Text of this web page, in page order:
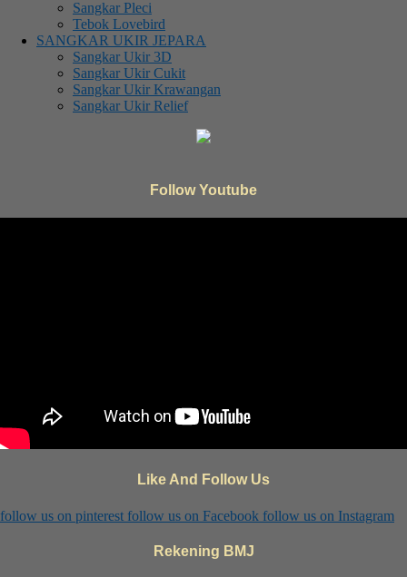
Sangkar Pleci
Tebok Lovebird
SANGKAR UKIR JEPARA
Sangkar Ukir 3D
Sangkar Ukir Cukit
Sangkar Ukir Krawangan
Sangkar Ukir Relief
Follow Youtube
Like And Follow Us
follow us on pinterest follow us on Facebook follow us on Instagram
Rekening BMJ